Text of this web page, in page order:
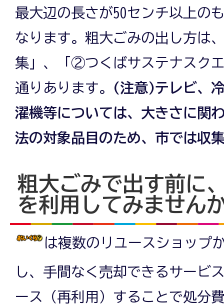
最大辺の長さが50センチ以上の
なります。粗大ごみの出し方は
集」、「②つくばサステナスク
通りあります。
(注意)テレビ、
濯機等については、大きさに関
法の対象品目のため、市では収
粗大ごみで出す前に
を利用してみません
は複数のリユースショップ
し、手間なく売却できるサービ
ース（再利用）することで処分